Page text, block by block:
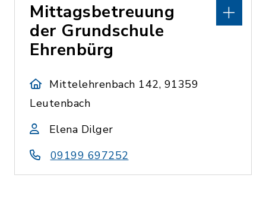
Mittagsbetreuung
der Grundschule
Ehrenbürg
Mittelehrenbach 142, 91359
Leutenbach
Elena Dilger
09199 697252